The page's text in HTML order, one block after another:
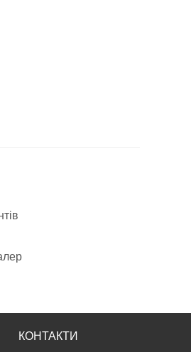
КОНТАКТИ